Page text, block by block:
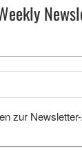
zur